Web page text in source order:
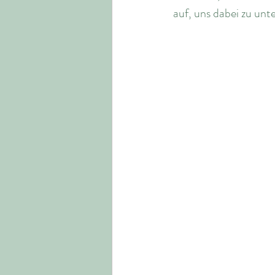
auf, uns dabei zu